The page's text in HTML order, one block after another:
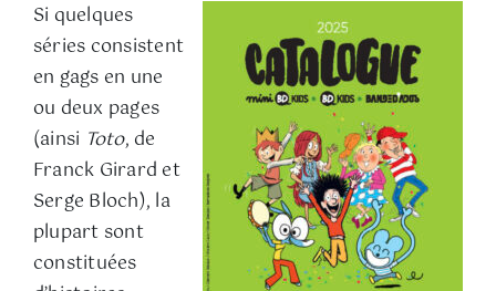
Si quelques
séries consistent
en gags en une
ou deux pages
(ainsi Toto, de
Franck Girard et
Serge Bloch), la
plupart sont
constituées